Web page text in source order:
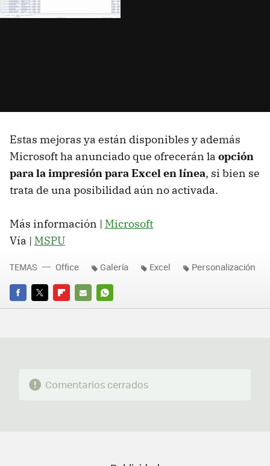
Estas mejoras ya están disponibles y además
Microsoft ha anunciado que ofrecerán la opción
para la impresión para Excel en línea, si bien se
trata de una posibilidad aún no activada.
Más información | Microsoft
Vía | MSPU
FACEBOOK
TWITTERFLIPBOARD
E-
WHATSAPP
TEMAS Office Galería Excel Personalización
Comentarios cerrados